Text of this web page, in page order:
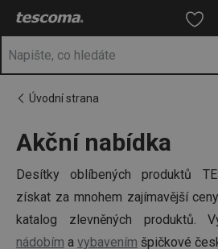
Přejít na hlavní
Přejít na
Přejít na
Úvodní strana
Akční nabídka
Desítky oblíbených produktů
získat za mnohem zajímavější
katalog zlevněných produktů.
nádobím a vybavením špičkové